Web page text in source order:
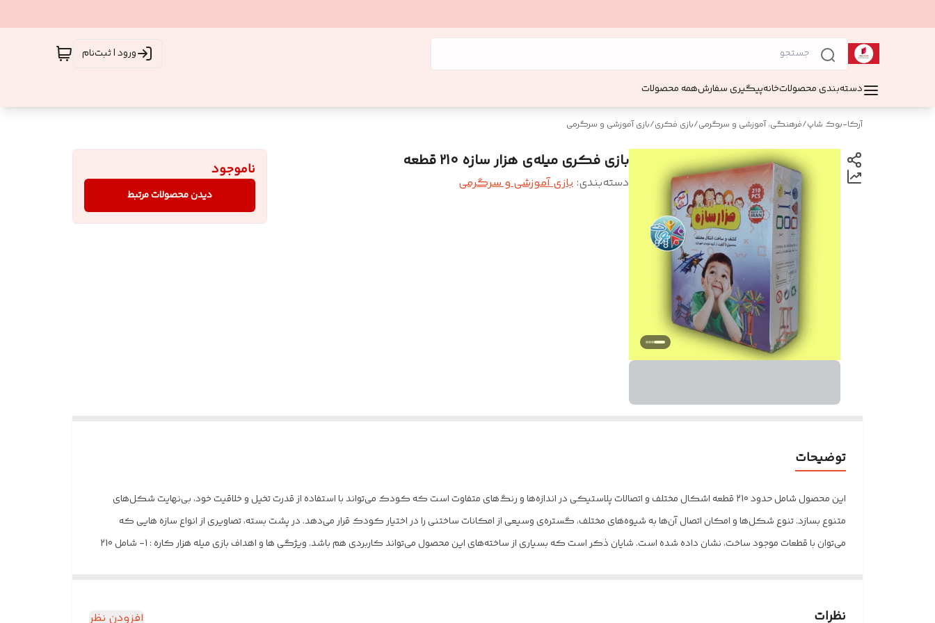
ورود | ثبت‌نام
دسته‌بندی محصولاتخانهپیگیری سفارشهمه محصولات
آرکا-بوک شاپ/فرهنگی، آموزشی و سرگرمی/بازی فکری/بازی آموزشی و سرگرمی
بازی فکری میله‌ی هزار سازه 210 قطعه
دسته‌بندی: بازی آموزشی و سرگرمی
ناموجود
دیدن محصولات مرتبط
توضیحات
این محصول شامل حدود 210 قطعه اشکال مختلف و اتصالات پلاستیکی در اندازه‌ها و رنگ‌های متفاوت است که کودک می‌تواند با استفاده از قدرت تخیل و خلاقیت خود، بی‌نهایت شکل‌های
متنوع بسازد. تنوع شکل‌ها و امکان اتصال آن‌ها به شیوه‌های مختلف، گستره‌ی وسیعی از امکانات ساختنی را در اختیار کودک قرار می‌دهد. در پشت بسته‌، تصاویری از انواع سازه هایی که
می‌توان با قطعات موجود ساخت، نشان داده شده است. شایان ذکر است که بسیاری از ساخته‌های این محصول می‌تواند کاربردی هم باشد. ویژگی ها و اهداف بازی میله هزار کاره : 1- شامل 210
امکان بازی به صورت فردی یا گروهی 13- همکاری با گروه و رعایت نوبت بازی 14- موجب پرورش و تقویت حواس کودک این بازی را می‌توان از حدود 3 سالگی با توجه به توانایی ذهنی کودک
نظرات افزودن نظر